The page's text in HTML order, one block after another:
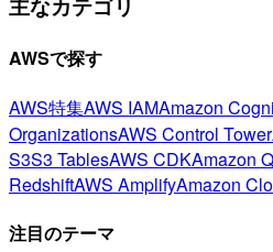
AWSで探す
AWS特集AWS IAMAmazon
OrganizationsAWS Control Tower
S3S3 TablesAWS CDKAmazon
RedshiftAWS AmplifyAmazon
注目のテーマ